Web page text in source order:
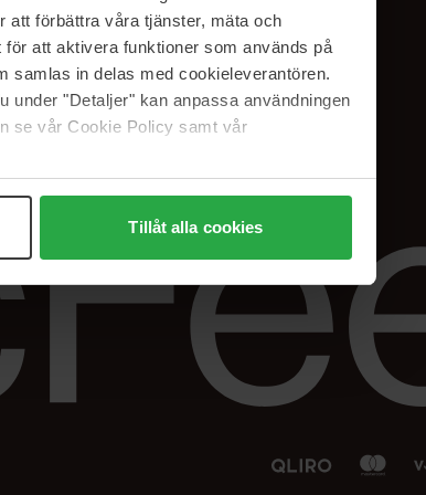
att förbättra våra tjänster, mäta och
att aktivera funktioner som används på
samlas in delas med cookieleverantören.
under "Detaljer" kan anpassa användningen
se vår Cookie Policy samt vår
Tillåt alla cookies
Spor bestillingen min
Retur og reklamasjon
Blush har blitt
Nordicfeel
Instagram
Linkedin